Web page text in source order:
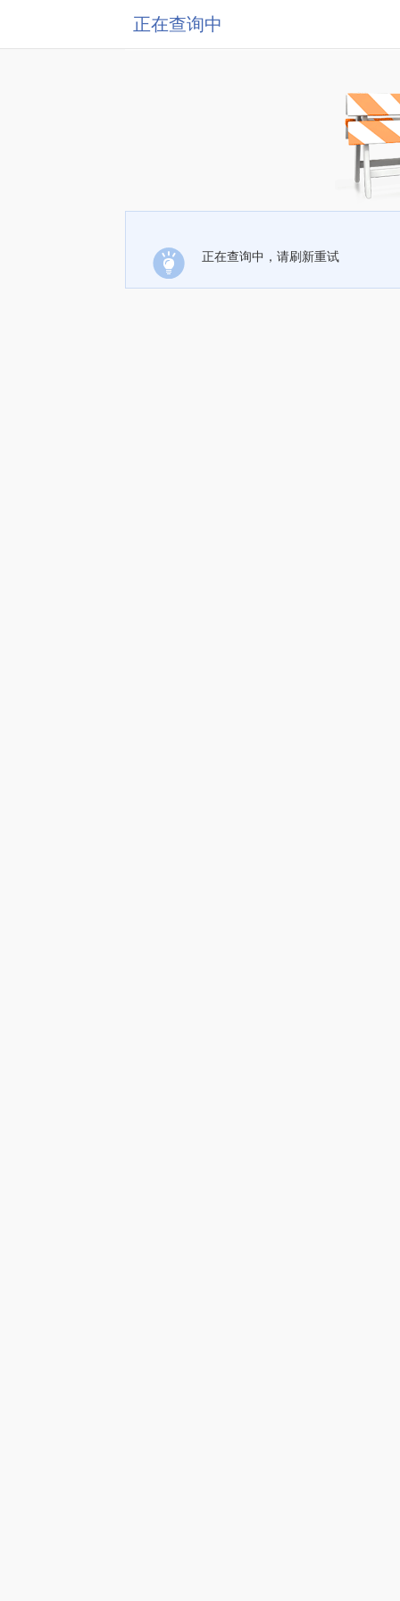
正在查询中
正在查询中，请刷新重试